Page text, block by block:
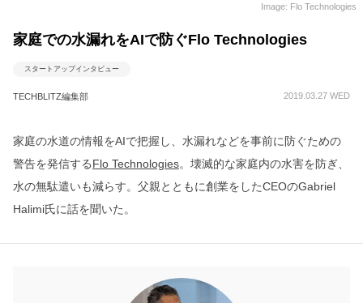
Image: Flo Technologies
家庭での水漏れをAIで防ぐFlo Technologies
スタートアップインタビュー
TECHBLITZ編集部 2019.03.27 WED
家庭の水道の情報をAIで把握し、水漏れなどを事前に防ぐための
警告を発信するFlo Technologies。壊滅的な家庭内の水害を防ぎ、
水の無駄遣いも減らす。父親とともに創業をしたCEOのGabriel
Halimi氏に話を聞いた。